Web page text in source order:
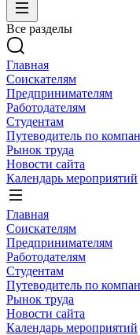
Все разделы
Главная
Соискателям
Предпринимателям
Работодателям
Студентам
Путеводитель по
Рынок труда
Новости сайта
Календарь мероприятий
Главная
Соискателям
Предпринимателям
Работодателям
Студентам
Путеводитель по
Рынок труда
Новости сайта
Календарь мероприятий